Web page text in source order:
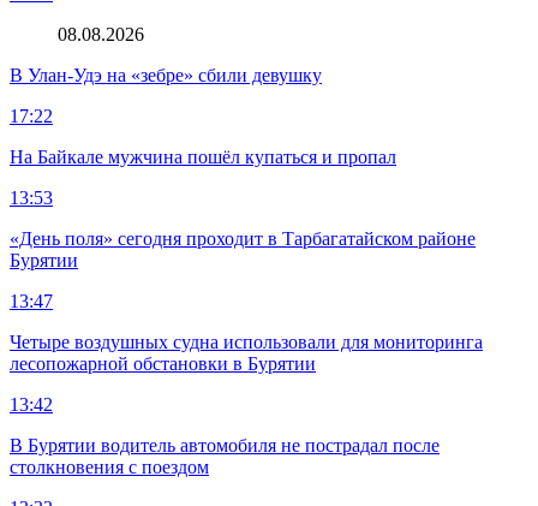
08.08.2026
В Улан-Удэ на «зебре» сбили девушку
17:22
На Байкале мужчина пошёл купаться и пропал
13:53
«День поля» сегодня проходит в Тарбагатайском районе
Бурятии
13:47
Четыре воздушных судна использовали для мониторинга
лесопожарной обстановки в Бурятии
13:42
В Бурятии водитель автомобиля не пострадал после
столкновения с поездом